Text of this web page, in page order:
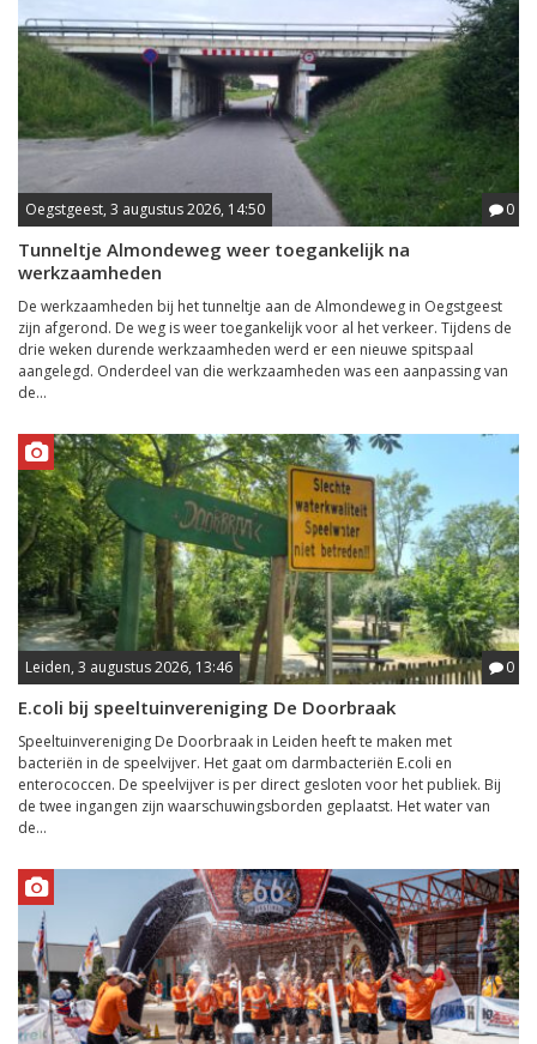
Oegstgeest, 3 augustus 2026, 14:50 0
Tunneltje Almondeweg weer toegankelijk na
werkzaamheden
De werkzaamheden bij het tunneltje aan de Almondeweg in Oegstgeest
zijn afgerond. De weg is weer toegankelijk voor al het verkeer. Tijdens de
drie weken durende werkzaamheden werd er een nieuwe spitspaal
aangelegd. Onderdeel van die werkzaamheden was een aanpassing van
de...
Leiden, 3 augustus 2026, 13:46 0
E.coli bij speeltuinvereniging De Doorbraak
Speeltuinvereniging De Doorbraak in Leiden heeft te maken met
bacteriën in de speelvijver. Het gaat om darmbacteriën E.coli en
enterococcen. De speelvijver is per direct gesloten voor het publiek. Bij
de twee ingangen zijn waarschuwingsborden geplaatst. Het water van
de...